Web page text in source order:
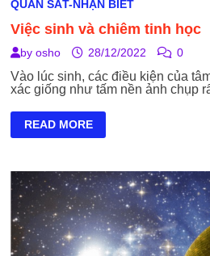
QUAN SÁT-NHẬN BIẾT
Việc sinh và chiêm tinh học
by osho 28/12/2022 0
Vào lúc sinh, các điều kiện của
xác giống như tấm nền ảnh chụp
VIỆC
TINH
HỌC
READ MORE